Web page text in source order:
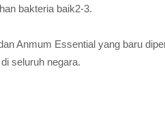
bakteria baik2-3.
Anmum Essential yang baru
seluruh negara.